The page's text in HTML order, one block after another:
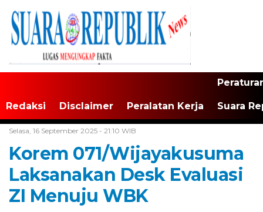
Redaksi Disclaimer Peralatan Kerja Suara
Selasa, 16 September 2025 - 21:10 WIB
Korem 071/Wijayakusuma
Laksanakan Desk Evaluasi
ZI Menuju WBK